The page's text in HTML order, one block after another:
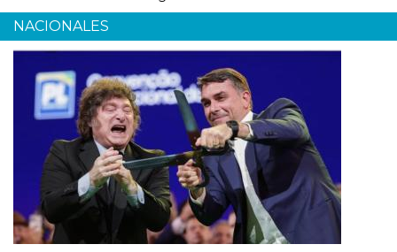
NACIONALES